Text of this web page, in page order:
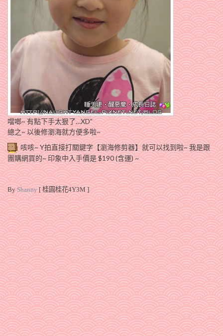
噹啷~ 有點下手太狠了…XD”
總之~ 以後修瀏海就方便多啦~
咳咳~ Y拍直接打關鍵字【瀏海修剪器】就可以找到啦~ 我是跟
團購網買的~ 印象中入手價是 $190 (含運) ~
ByShanny[ 桂圓桂花4Y3M ]